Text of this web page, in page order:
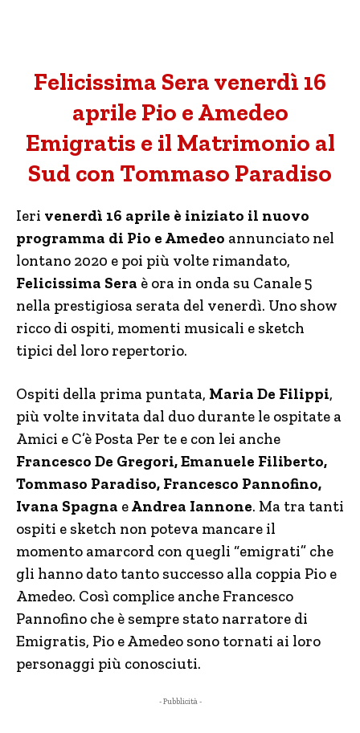
Felicissima Sera venerdì 16
aprile Pio e Amedeo
Emigratis e il Matrimonio al
Sud con Tommaso Paradiso
Ieri venerdì 16 aprile è iniziato il nuovo
programma di Pio e Amedeo annunciato nel
lontano 2020 e poi più volte rimandato,
Felicissima Sera è ora in onda su Canale 5
nella prestigiosa serata del venerdì. Uno show
ricco di ospiti, momenti musicali e sketch
tipici del loro repertorio.
Ospiti della prima puntata, Maria De Filippi,
più volte invitata dal duo durante le ospitate a
Amici e C’è Posta Per te e con lei anche
Francesco De Gregori, Emanuele Filiberto,
Tommaso Paradiso, Francesco Pannofino,
Ivana Spagna eAndrea Iannone. Ma tra tanti
ospiti e sketch non poteva mancare il
momento amarcord con quegli “emigrati” che
gli hanno dato tanto successo alla coppia Pio e
Amedeo. Così complice anche Francesco
Pannofino che è sempre stato narratore di
Emigratis, Pio e Amedeo sono tornati ai loro
personaggi più conosciuti.
- Pubblicità -